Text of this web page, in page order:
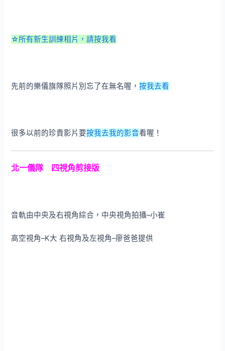
☆所有新生訓練相片，請按我看
先前的樂儀旗隊照片別忘了在無名喔，按我去看
很多以前的珍貴影片要按我去我的影音看喔！
北一儀隊 四視角剪接版
音軌由中央及右視角綜合，中央視角拍攝–小崔
高空視角–K大 右視角及左視角–廖爸爸提供